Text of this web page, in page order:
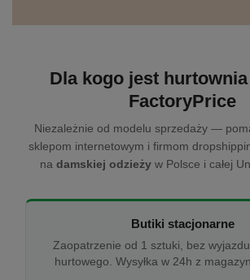
Dla kogo jest
FactoryPrice
Niezależnie od modelu sprzedaży —
sklepom internetowym i firmom
na damskiej odzieży w Polsce i całej
Butiki stacjonarne
Zaopatrzenie od 1 sztuki, bez
hurtowego. Wysyłka w 24h z